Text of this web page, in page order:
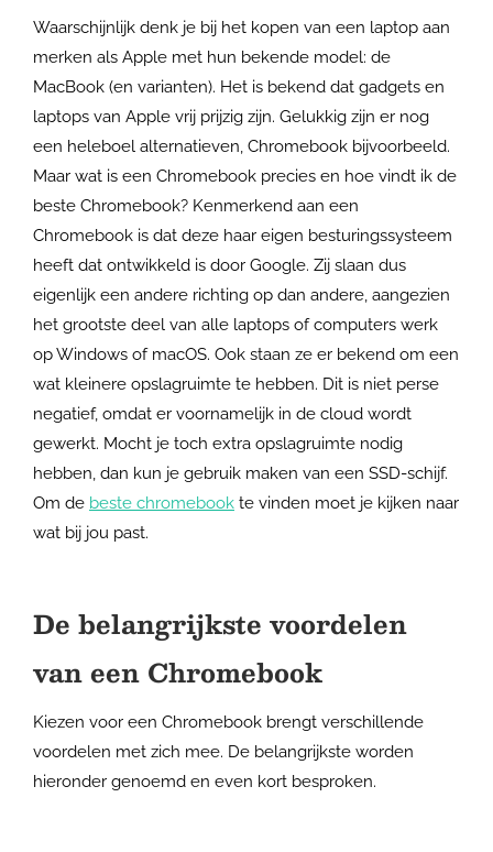
Waarschijnlijk denk je bij het kopen van een laptop aan
merken als Apple met hun bekende model: de
MacBook (en varianten). Het is bekend dat gadgets en
laptops van Apple vrij prijzig zijn. Gelukkig zijn er nog
een heleboel alternatieven, Chromebook bijvoorbeeld.
Maar wat is een Chromebook precies en hoe vindt ik de
beste Chromebook? Kenmerkend aan een
Chromebook is dat deze haar eigen besturingssysteem
heeft dat ontwikkeld is door Google. Zij slaan dus
eigenlijk een andere richting op dan andere, aangezien
het grootste deel van alle laptops of computers werk
op Windows of macOS. Ook staan ze er bekend om een
wat kleinere opslagruimte te hebben. Dit is niet perse
negatief, omdat er voornamelijk in de cloud wordt
gewerkt. Mocht je toch extra opslagruimte nodig
hebben, dan kun je gebruik maken van een SSD-schijf.
Om de beste chromebook te vinden moet je kijken naar
wat bij jou past.
De belangrijkste voordelen
van een Chromebook
Kiezen voor een Chromebook brengt verschillende
voordelen met zich mee. De belangrijkste worden
hieronder genoemd en even kort besproken.